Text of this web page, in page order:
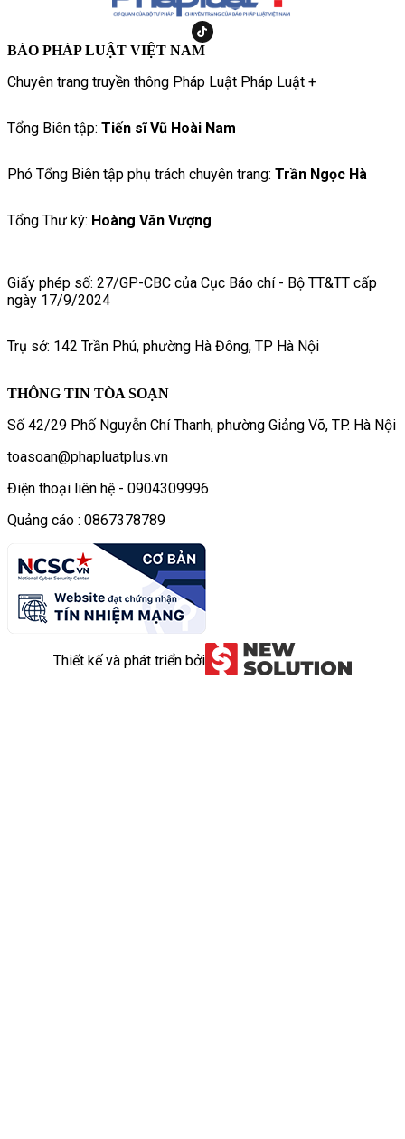
BÁO PHÁP LUẬT VIỆT NAM
Chuyên trang truyền thông Pháp Luật Pháp Luật +
Tổng Biên tập: Tiến sĩ Vũ Hoài Nam
Phó Tổng Biên tập phụ trách chuyên trang: Trần Ngọc Hà
Tổng Thư ký: Hoàng Văn Vượng
Giấy phép số: 27/GP-CBC của Cục Báo chí - Bộ TT&TT cấp
ngày 17/9/2024
Trụ sở: 142 Trần Phú, phường Hà Đông, TP Hà Nội
THÔNG TIN TÒA SOẠN
Số 42/29 Phố Nguyễn Chí Thanh, phường Giảng Võ, TP. Hà Nội
toasoan@phapluatplus.vn
Điện thoại liên hệ - 0904309996
Quảng cáo : 0867378789
Thiết kế và phát triển bởi